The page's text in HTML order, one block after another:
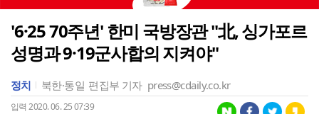
'6·25 70주년' 한미 국방장관 "北, 싱가포르
성명과 9·19군사합의 지켜야"
정치 북한·통일 편집부 기자 press@cdaily.co.kr
입력 2020. 06. 25 07:39